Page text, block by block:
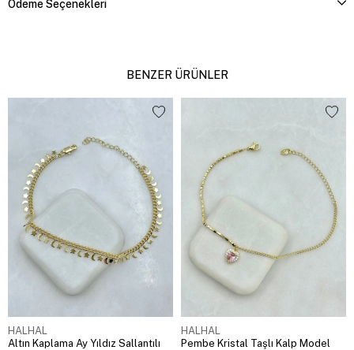
Ödeme Seçenekleri
BENZER ÜRÜNLER
HALHAL
Altın Kaplama Ay Yıldız Sallantılı
HALHAL
Pembe Kristal Taşlı Kalp Model